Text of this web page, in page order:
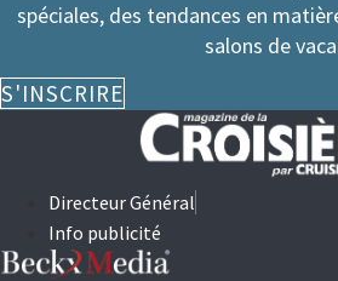
spéciales, des tendances en
salons de
S'INSCRIRE
Directeur Général
Info publicité